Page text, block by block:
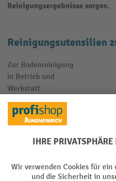
Reinigungsergebnisse sorgen.
Reinigungsutensilien
Zur Bodenreinigung
in Betrieb und
Werkstatt